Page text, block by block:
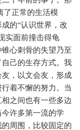
了正常的生活模
的“认识世界，改
实面前撞击得龟
锥心刺骨的失望乃至
自己的生存方式。我
，以文会友，形成
着不懈的努力。当
相之间也有一些多边
许多第一流的学
的周围，比较固定的